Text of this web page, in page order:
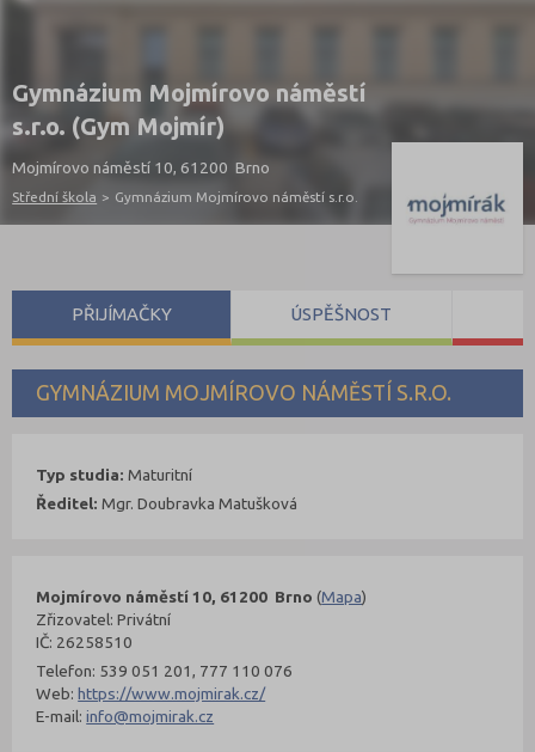
Gymnázium Mojmírovo náměstí
s.r.o. (Gym Mojmír)
Mojmírovo náměstí 10, 61200 Brno
Střední škola > Gymnázium Mojmírovo náměstí s.r.o.
GYMNÁZIUM MOJMÍROVO NÁMĚSTÍ S.R.O.
Mojmírovo náměstí 10, 61200 Brno (Mapa)
Zřizovatel: Privátní
IČ: 26258510
Telefon: 539 051 201, 777 110 076
Web:https://www.mojmirak.cz/
E-mail:info@mojmirak.cz
Typ studia: Maturitní
Ředitel: Mgr. Doubravka Matušková
PŘIJÍMAČKY ÚSPĚŠNOST